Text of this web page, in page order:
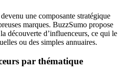
une composante stratégique
marques. BuzzSumo propose
découverte d’influenceurs, ce qui le
ou des simples annuaires.
par thématique